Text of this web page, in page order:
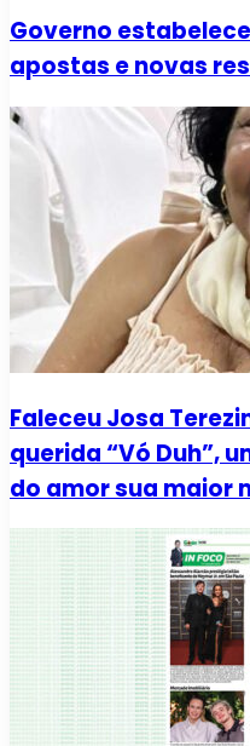
Governo
apostas e novas
Faleceu Josa
querida “Vó Duh”,
do amor sua maior